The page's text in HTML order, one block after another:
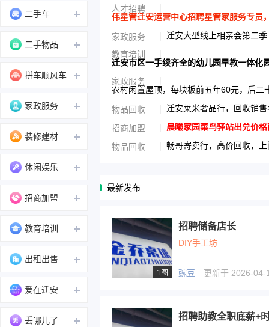
二手车
二手物品
拼车顺风车
家政服务
装修建材
休闲娱乐
招商加盟
教育培训
出租出售
爱在迁安
丢哪儿了
人才招聘
伟星管迁安运营中心招聘星管家服务专员
家政服务
迁安大型线上相亲会第二季
教育培训
迁安市区一手续齐全的幼儿园早教一体化
家政服务
农村闲置屋顶，每块板前五年60元，后
物品回收 迁安莱米奢品行，回收销
招商加盟 晨曦家园菜鸟驿站出兑价
物品回收 畅哥寄卖行，高价回收，
最新发布
1图
招聘储备店长
DIY手工坊
豌豆 更新于 2026-04-
招聘助教全职底薪+